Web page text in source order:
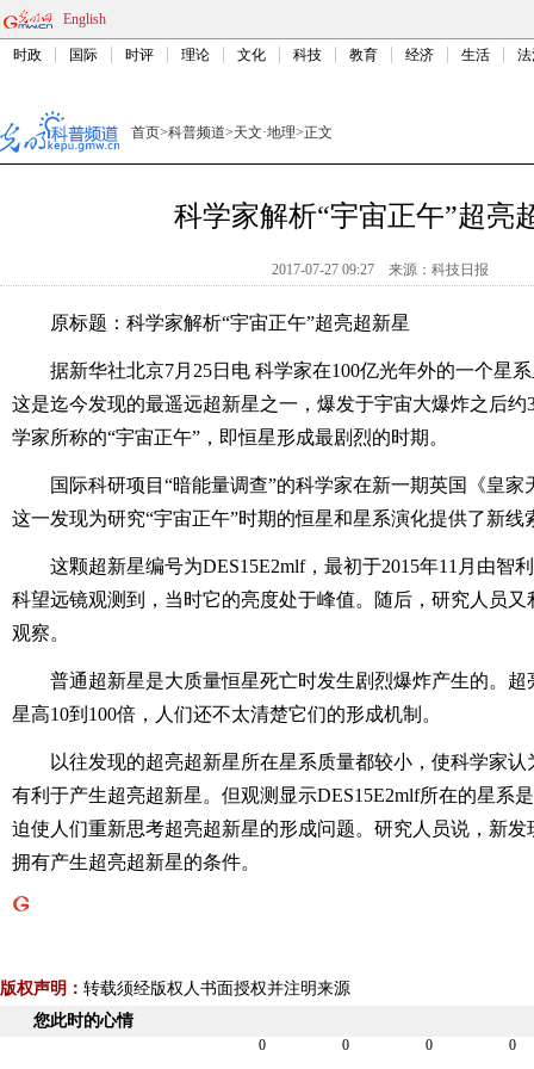
English
时政 国际 时评 理论 文化 科技 教育 经济 生活
首页>科普频道>天文·地理>正文
科学家解析“宇宙正午”超亮
2017-07-27 09:27 来源： 科技日报
原标题：科学家解析“宇宙正午”超亮超新星
据新华社北京7月25日电 科学家在100亿光年外的一个星系
这是迄今发现的最遥远超新星之一，爆发于宇宙大爆炸之后约
学家所称的“宇宙正午”，即恒星形成最剧烈的时期。
国际科研项目“暗能量调查”的科学家在新一期英国《皇家
这一发现为研究“宇宙正午”时期的恒星和星系演化提供了新线
这颗超新星编号为DES15E2mlf，最初于2015年11月由智
科望远镜观测到，当时它的亮度处于峰值。随后，研究人员
观察。
普通超新星是大质量恒星死亡时发生剧烈爆炸产生的。超
星高10到100倍，人们还不太清楚它们的形成机制。
以往发现的超亮超新星所在星系质量都较小，使科学家认
有利于产生超亮超新星。但观测显示DES15E2mlf所在的星系
迫使人们重新思考超亮超新星的形成问题。研究人员说，新
拥有产生超亮超新星的条件。
版权声明： 转载须经版权人书面授权并注明来源
您此时的心情
0 0 0 0